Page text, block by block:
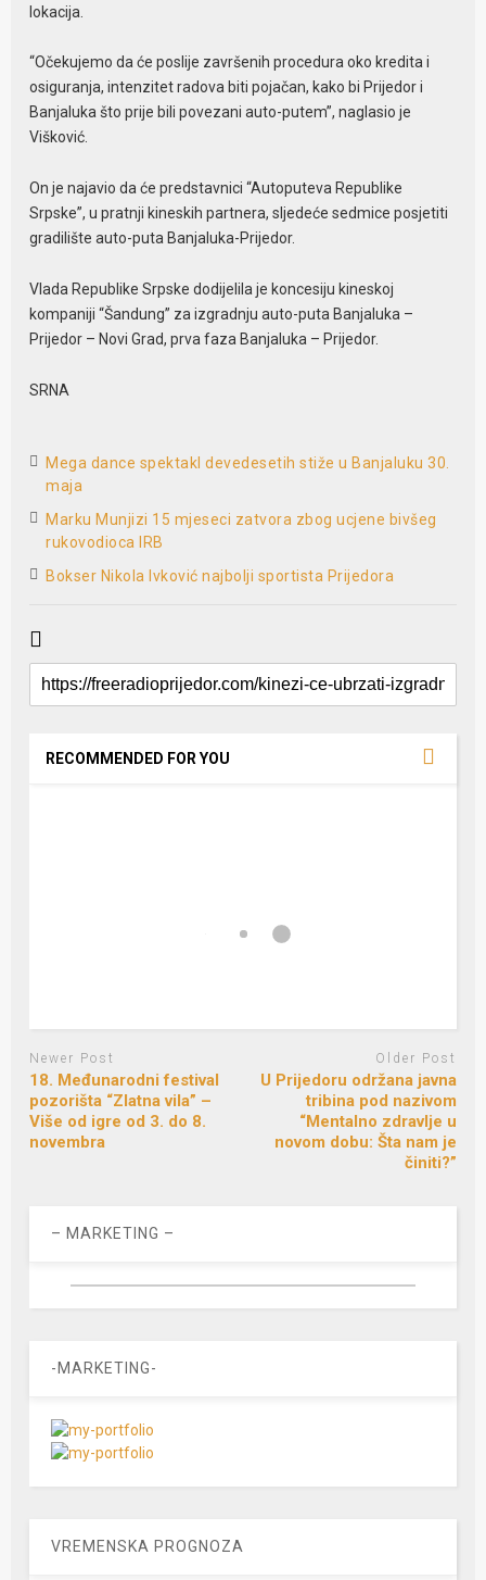
lokacija.
“Očekujemo da će poslije završenih procedura oko kredita i
osiguranja, intenzitet radova biti pojačan, kako bi Prijedor i
Banjaluka što prije bili povezani auto-putem”, naglasio je
Višković.
On je najavio da će predstavnici “Autoputeva Republike
Srpske”, u pratnji kineskih partnera, sljedeće sedmice posjetiti
gradilište auto-puta Banjaluka-Prijedor.
Vlada Republike Srpske dodijelila je koncesiju kineskoj
kompaniji “Šandung” za izgradnju auto-puta Banjaluka –
Prijedor – Novi Grad, prva faza Banjaluka – Prijedor.
SRNA
Mega dance spektakl devedesetih stiže u Banjaluku 30.
maja
Marku Munjizi 15 mjeseci zatvora zbog ucjene bivšeg
rukovodioca IRB
Bokser Nikola Ivković najbolji sportista Prijedora
RECOMMENDED FOR YOU
Newer Post
18. Međunarodni festival
pozorišta “Zlatna vila” –
Više od igre od 3. do 8.
novembra
Older Post
U Prijedoru održana javna
tribina pod nazivom
“Mentalno zdravlje u
novom dobu: Šta nam je
činiti?”
– MARKETING –
-MARKETING-
VREMENSKA PROGNOZA